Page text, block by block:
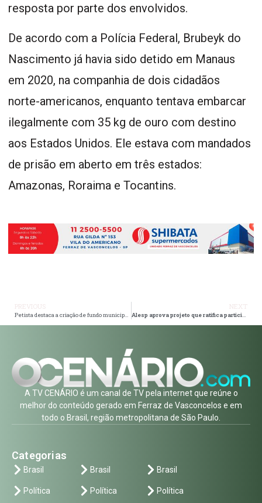
resposta por parte dos envolvidos.
De acordo com a Polícia Federal, Brubeyk do
Nascimento já havia sido detido em Manaus
em 2020, na companhia de dois cidadãos
norte-americanos, enquanto tentava embarcar
ilegalmente com 35 kg de ouro com destino
aos Estados Unidos. Ele estava com mandados
de prisão em aberto em três estados:
Amazonas, Roraima e Tocantins.
Petista destaca a criação de fundo municipal de saneamento ambiental Alesp aprova projeto que ratifica participação do Estado de São Paulo no Consórcio Sul e Sudeste
A TV CENÁRIO é um canal de TV pela internet que reúne o
melhor do conteúdo gerado em Ferraz de Vasconcelos e em
todo o Brasil, região metropolitana de São Paulo.
Categorias
Brasil
Política
Brasil
Política
Brasil
Política